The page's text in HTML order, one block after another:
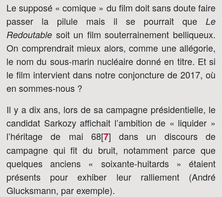
Le supposé « comique » du film doit sans doute faire
passer la pilule mais il se pourrait que Le
Redoutable soit un film souterrainement belliqueux.
On comprendrait mieux alors, comme une allégorie,
le nom du sous-marin nucléaire donné en titre. Et si
le film intervient dans notre conjoncture de 2017, où
en sommes-nous ?
Il y a dix ans, lors de sa campagne présidentielle, le
candidat Sarkozy affichait l’ambition de « liquider »
l’héritage de mai 68[7] dans un discours de
campagne qui fit du bruit, notamment parce que
quelques anciens « soixante-huitards » étaient
présents pour exhiber leur ralliement (André
Glucksmann, par exemple).